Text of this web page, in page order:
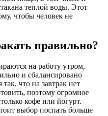
теплой воды. Этот
чтобы человек не
правильно?
на работу утром,
и сбалансировано
так, что на завтрак нет
поэтому огромное
кофе или йогурт.
выбор поспать больше